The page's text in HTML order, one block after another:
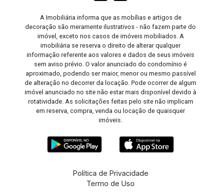
A Imobiliária informa que as mobílias e artigos de
decoração são meramente ilustrativos - não fazem parte do
imóvel, exceto nos casos de imóveis mobiliados. A
imobiliária se reserva o direito de alterar qualquer
informação referente aos valores e dados de seus imóveis
sem aviso prévio. O valor anunciado do condomínio é
aproximado, podendo ser maior, menor ou mesmo passível
de alteração no decorrer da locação. Pode ocorrer de algum
imóvel anunciado no site não estar mais disponível devido à
rotatividade. As solicitações feitas pelo site não implicam
em reserva, compra, venda ou locação de quaisquer
imóveis.
Política de Privacidade
Termo de Uso